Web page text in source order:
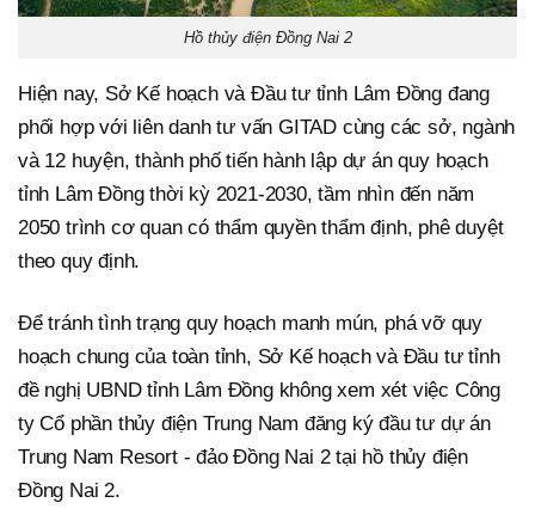
Hồ thủy điện Đồng Nai 2
Hiện nay, Sở Kế hoạch và Đầu tư tỉnh Lâm Đồng đang
phối hợp với liên danh tư vấn GITAD cùng các sở, ngành
và 12 huyện, thành phố tiến hành lập dự án quy hoạch
tỉnh Lâm Đồng thời kỳ 2021-2030, tầm nhìn đến năm
2050 trình cơ quan có thẩm quyền thẩm định, phê duyệt
theo quy định.
Để tránh tình trạng quy hoạch manh mún, phá vỡ quy
hoạch chung của toàn tỉnh, Sở Kế hoạch và Đầu tư tỉnh
đề nghị UBND tỉnh Lâm Đồng không xem xét việc Công
ty Cổ phần thủy điện Trung Nam đăng ký đầu tư dự án
Trung Nam Resort - đảo Đồng Nai 2 tại hồ thủy điện
Đồng Nai 2.